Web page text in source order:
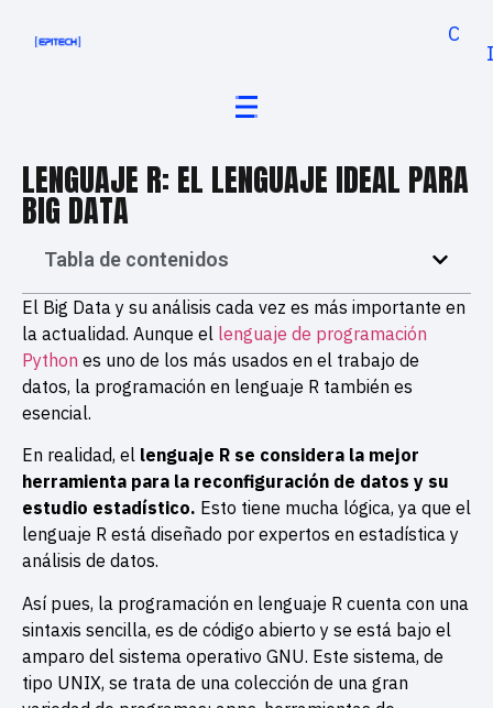
LENGUAJE R: EL LENGUAJE IDEAL PARA
BIG DATA
Tabla de contenidos
El Big Data y su análisis cada vez es más importante en
la actualidad. Aunque el lenguaje de programación
Python es uno de los más usados en el trabajo de
datos, la programación en lenguaje R también es
esencial.
En realidad, el lenguaje R se considera la mejor
herramienta para la reconfiguración de datos y su
estudio estadístico. Esto tiene mucha lógica, ya que el
lenguaje R está diseñado por expertos en estadística y
análisis de datos.
Así pues, la programación en lenguaje R cuenta con una
sintaxis sencilla, es de código abierto y se está bajo el
amparo del sistema operativo GNU. Este sistema, de
tipo UNIX, se trata de una colección de una gran